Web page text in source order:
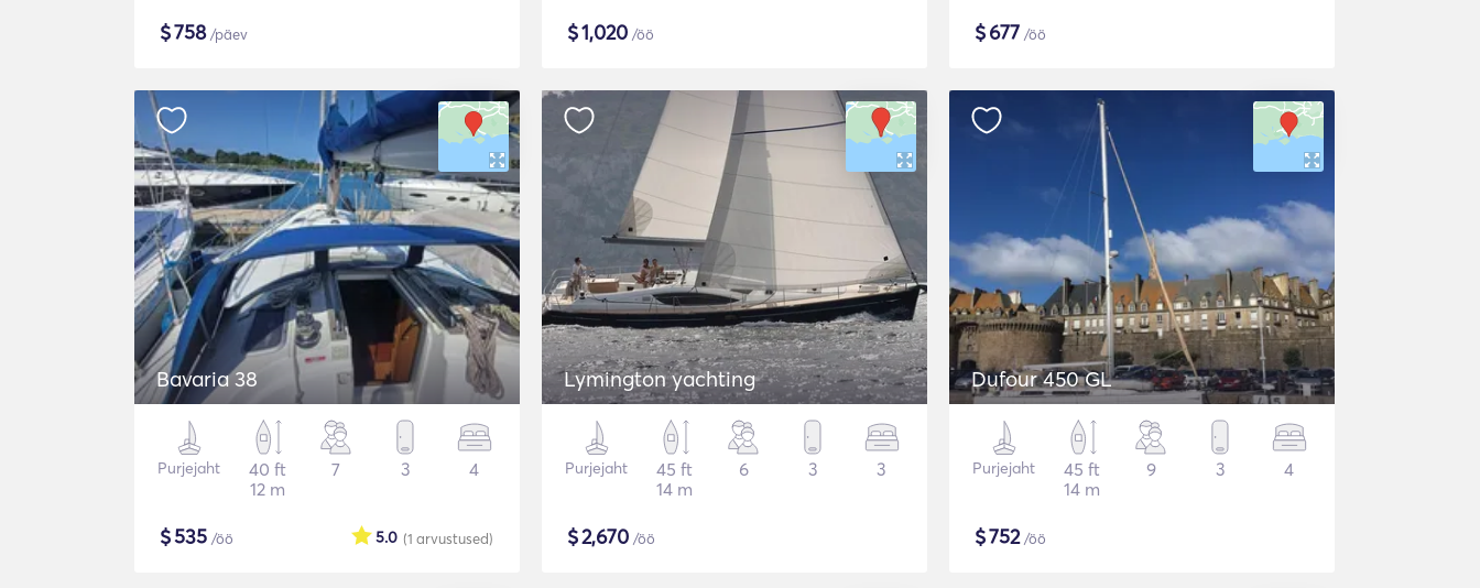
$758/päev $1,020 /öö $677 /öö
Bavaria 38
Purjejaht
40 ft
12 m
7 3 4
$535 /öö (1 arvustused)
5.0
Lymington yachting
Purjejaht
45 ft
14 m
6 3 3
$2,670 /öö
Dufour 450 GL
Purjejaht
45 ft
14 m
9 3 4
$752/öö